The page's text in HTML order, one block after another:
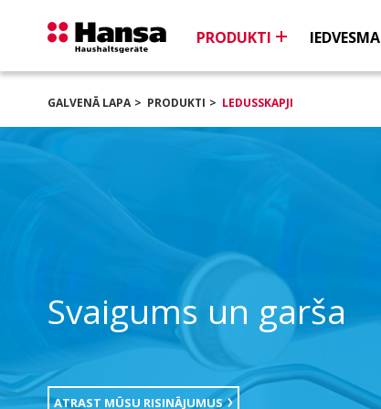
PRODUKTI IEDVESMA
GALVENĀ LAPA PRODUKTI LEDUSSKAPJI
Svaigums un garša
ATRAST MŪSU RISINĀJUMUS